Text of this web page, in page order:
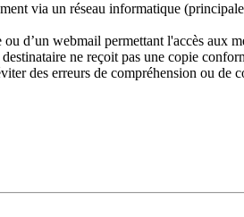
via un réseau informatique
d’un webmail permettant l'accès aux
ne reçoit pas une copie
des erreurs de compréhension ou de